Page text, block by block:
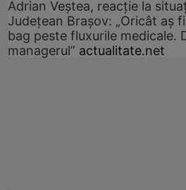
Adrian Veștea, reacție la
Județean Brașov: „Oricât aș
bag peste fluxurile medicale.
managerul” actualitate.net